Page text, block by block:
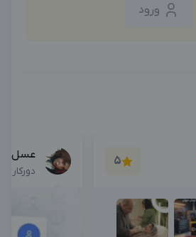
ورود
5 عسل
دورکاری